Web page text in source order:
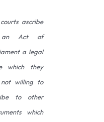
ascribe
Act of
a legal
which they
willing to
to other
which